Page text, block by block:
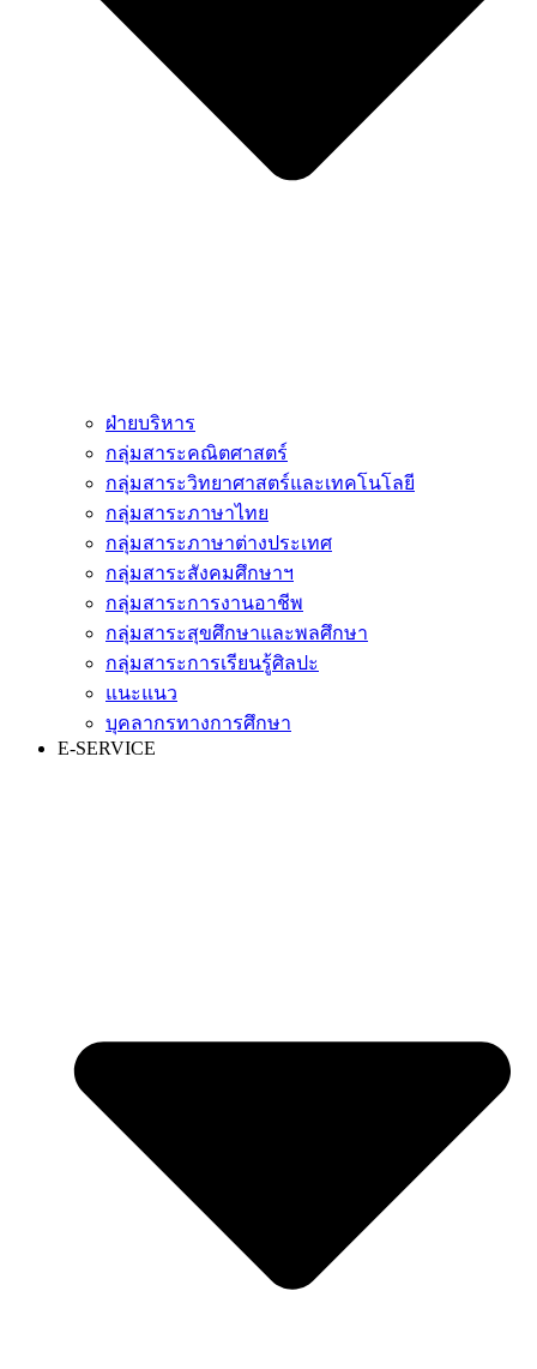
ฝ่ายบริหาร
กลุ่มสาระคณิตศาสตร์
กลุ่มสาระวิทยาศาสตร์และเทคโนโลยี
กลุ่มสาระภาษาไทย
กลุ่มสาระภาษาต่างประเทศ
กลุ่มสาระสังคมศึกษาฯ
กลุ่มสาระการงานอาชีพ
กลุ่มสาระสุขศึกษาและพลศึกษา
กลุ่มสาระการเรียนรู้ศิลปะ
แนะแนว
บุคลากรทางการศึกษา
E-SERVICE